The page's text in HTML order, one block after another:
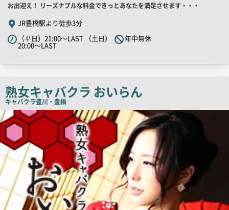
舗
PR
キ
ャ
チ
ピ
ー
お出迎え！ リーズナブルな料金できっとあなたを満足させます・・・
JR豊橋駅より徒歩3分
（平日）21:00～LAST （土日）
20:00～LAST
年中無休
熟女キャバクラ おいらん
キャバクラ豊川・豊橋
店
舗
PR
像